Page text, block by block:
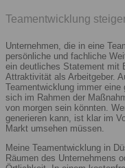
Teamentwicklung
Unternehmen, die in eine
persönliche und fachliche
ein deutliches Statement mit
Attraktivität als Arbeitgeber.
Teamentwicklung immer
sich im Rahmen der
von morgen sein könnten.
generieren kann, ist klar im
Markt umsehen müssen.
Meine Teamentwicklung in
Räumen des Unternehmens